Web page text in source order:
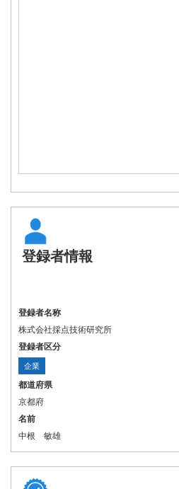
登録者情報
登録者名称
株式会社採点技術研究所
登録者区分
企業
都道府県
京都府
名前
中根 敏雄